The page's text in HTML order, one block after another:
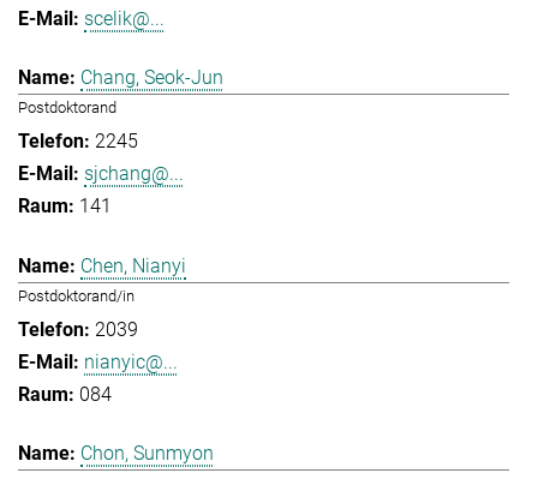
scelik@...
Chang, Seok-Jun
Postdoktorand
2245
sjchang@...
141
Chen, Nianyi
Postdoktorand/in
2039
nianyic@...
084
Chon, Sunmyon